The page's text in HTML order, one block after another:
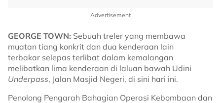
Advertisement
GEORGE TOWN: Sebuah treler yang membawa
muatan tiang konkrit dan dua kenderaan lain
terbakar selepas terlibat dalam kemalangan
melibatkan lima kenderaan di laluan bawah Udini
Underpass, Jalan Masjid Negeri, di sini hari ini.
Penolong Pengarah Bahagian Operasi Kebombaan dan